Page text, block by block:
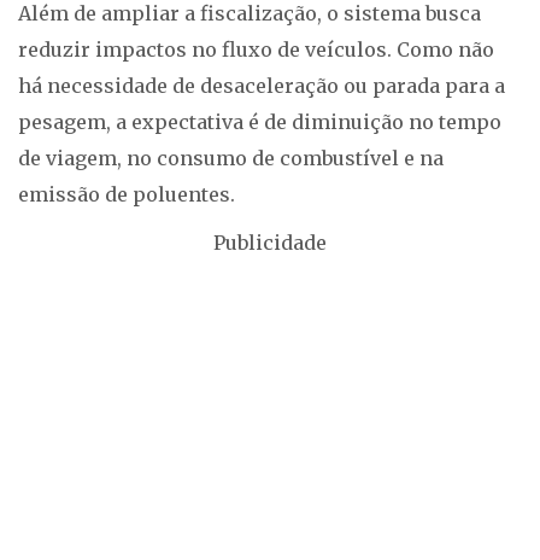
Além de ampliar a fiscalização, o sistema busca
reduzir impactos no fluxo de veículos. Como não
há necessidade de desaceleração ou parada para a
pesagem, a expectativa é de diminuição no tempo
de viagem, no consumo de combustível e na
emissão de poluentes.
Publicidade